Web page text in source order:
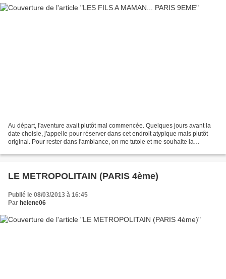
Au départ, l'aventure avait plutôt mal commencée. Quelques jours avant la
date choisie, j'appelle pour réserver dans cet endroit atypique mais plutôt
original. Pour rester dans l'ambiance, on me tutoie et me souhaite la
LE METROPOLITAIN (PARIS 4ème)
Publié le 08/03/2013 à 16:45
Par helene06